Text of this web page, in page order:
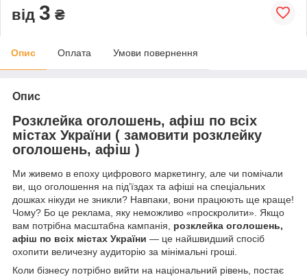
від 3 ₴
Опис Оплата Умови повернення
Опис
Розклейка оголошень, афіш по всіх
містах України ( замовити розклейку
оголошень, афіш )
Ми живемо в епоху цифрового маркетингу, але чи помічали
ви, що оголошення на під’їздах та афіші на спеціальних
дошках нікуди не зникли? Навпаки, вони працюють ще краще!
Чому? Бо це реклама, яку неможливо «проскролити». Якщо
вам потрібна масштабна кампанія, розклейка оголошень,
афіш по всіх містах України — це найшвидший спосіб
охопити величезну аудиторію за мінімальні гроші.
Коли бізнесу потрібно вийти на національний рівень, постає